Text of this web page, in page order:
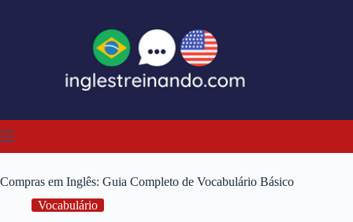
Compras em Inglês: Guia Completo de Vocabulário Básico
Vocabulário